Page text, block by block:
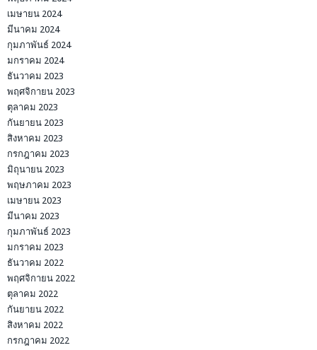
เมษายน 2024
มีนาคม 2024
กุมภาพันธ์ 2024
มกราคม 2024
ธันวาคม 2023
พฤศจิกายน 2023
ตุลาคม 2023
กันยายน 2023
สิงหาคม 2023
กรกฎาคม 2023
มิถุนายน 2023
พฤษภาคม 2023
เมษายน 2023
มีนาคม 2023
กุมภาพันธ์ 2023
มกราคม 2023
ธันวาคม 2022
พฤศจิกายน 2022
ตุลาคม 2022
กันยายน 2022
สิงหาคม 2022
กรกฎาคม 2022